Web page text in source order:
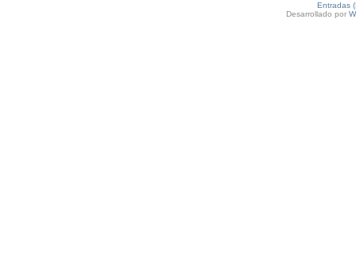
Entradas
Desarrollado por